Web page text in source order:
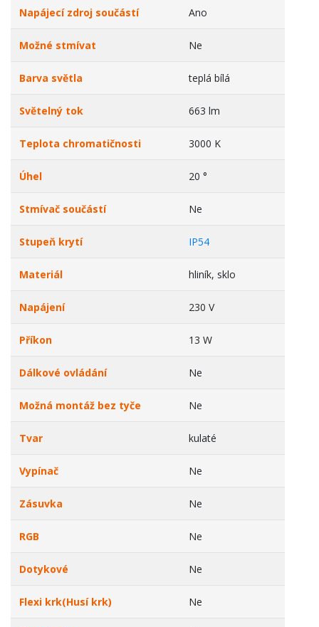
Napájecí zdroj součástí Ano
Možné stmívat Ne
Barva světla teplá bílá
Světelný tok 663 lm
Teplota chromatičnosti 3000 K
Úhel 20 °
Stmívač součástí Ne
Stupeň krytí IP54
Materiál hliník, sklo
Napájení 230 V
Příkon 13 W
Dálkové ovládání Ne
Možná montáž bez tyče Ne
Tvar kulaté
Vypínač Ne
Zásuvka Ne
RGB Ne
Dotykové Ne
Flexi krk(Husí krk) Ne